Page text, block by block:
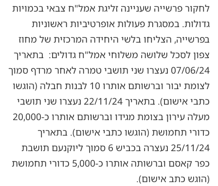
לחקור פרשייה שעניינה זליגת אמל"ח צבאי בכמויות
גדולות. במסגרת פעולות אופרטיביות ראשוניות
בפרשייה, הצליחו בלשי היחידה המרכזית של מחוז
צפון לסכל שלושה משלוחי אמל"ח גדולים: בתאריך
07/06/24 נעצרו שני תושבי טמרה לאחר מרדף סמוך
לצומת יבור וברשותם אותרו 10 לבנות חבלה (הוגשו
כתבי אישום). בתאריך 22/11/24 נעצרו שני תושבי
מעלה עירון בצומת מגידו וברשותם אותרו כ-20,000
כדורי תחמושת (הוגשו כתבי אישום). בתאריך
25/11/24 נעצרה בכביש 6 סמוך ליוקנעם תושבת
כפר קאסם וברשותה אותרו כ-5,000 כדורי תחמושת
(הוגש כתב אישום).